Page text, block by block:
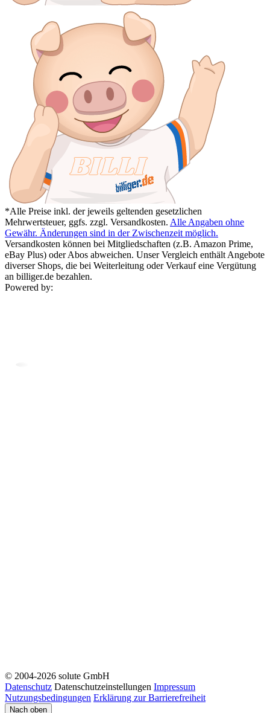
*Alle Preise inkl. der jeweils geltenden gesetzlichen
Mehrwertsteuer, ggfs. zzgl. Versandkosten. Alle Angaben ohne
Gewähr. Änderungen sind in der Zwischenzeit möglich.
Versandkosten können bei Mitgliedschaften (z.B. Amazon Prime,
eBay Plus) oder Abos abweichen. Unser Vergleich enthält Angebote
diverser Shops, die bei Weiterleitung oder Verkauf eine Vergütung
an billiger.de bezahlen.
Powered by:
© 2004-2026 solute GmbH
Datenschutz Datenschutzeinstellungen Impressum
Nutzungsbedingungen Erklärung zur Barrierefreiheit
Nach oben